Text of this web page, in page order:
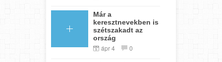
Már a
keresztnevekben is
szétszakadt az
ország
ápr 4 0